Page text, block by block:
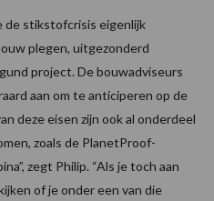
de stikstofcrisis eigenlijk
plegen, uitgezonderd
project. De bouwadviseurs
aan om te anticiperen op de
deze eisen zijn ook al onderdeel
zoals de PlanetProof-
zegt Philip. “Als je toch aan
of je onder een van die